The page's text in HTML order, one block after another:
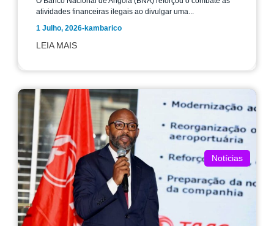
atividades financeiras ilegais ao divulgar uma...
1 Julho, 2026-kambarico
LEIA MAIS
Notícias